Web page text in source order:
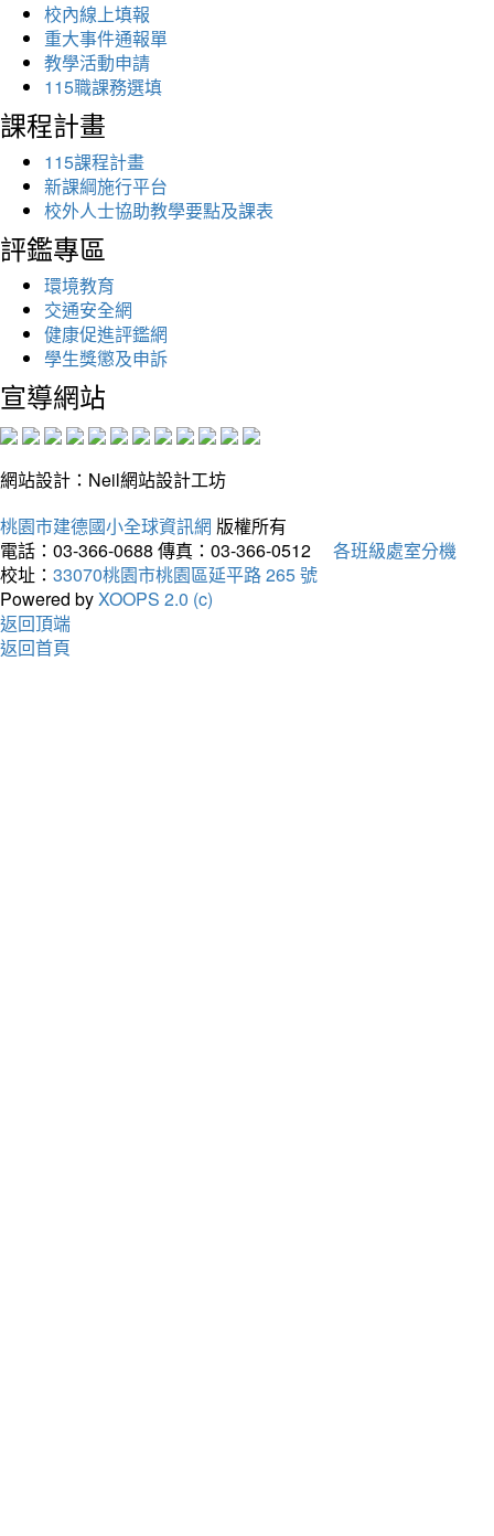
校內線上填報
重大事件通報單
教學活動申請
115職課務選填
課程計畫
115課程計畫
新課綱施行平台
校外人士協助教學要點及課表
評鑑專區
環境教育
交通安全網
健康促進評鑑網
學生獎懲及申訴
宣導網站
網站設計：Neil網站設計工坊
桃園市建德國小全球資訊網 版權所有
電話：03-366-0688 傳真：03-366-0512
各班級處室分機
校址： 33070桃園市桃園區延平路 265 號
Powered byXOOPS 2.0 (c)
返回頂端
返回首頁